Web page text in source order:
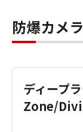
防爆カメラ
ディープ
Zone/